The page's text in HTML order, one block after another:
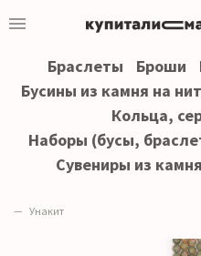
Браслеты Броши
Бусины из камня на
Кольца,
Наборы (бусы,
Сувениры из камня
Унакит